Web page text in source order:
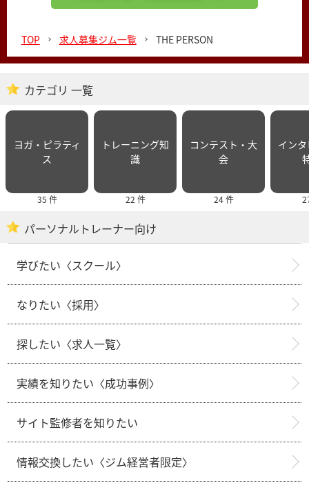
TOP 求人募集ジム一覧 THE PERSON
カテゴリ 一覧
ヨガ・ピラティ
ス
35 件
トレーニング知
識
22 件
コンテスト・大
会
24 件
イン
パーソナルトレーナー向け
学びたい〈スクール〉
なりたい〈採用〉
探したい〈求人一覧〉
実績を知りたい〈成功事例〉
サイト監修者を知りたい
情報交換したい〈ジム経営者限定〉